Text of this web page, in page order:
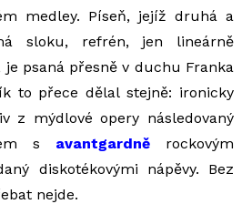
medley. Píseň, jejíž druhá a
sloku, refrén, jen lineárně
psaná přesně v duchu Franka
to přece dělal stejně: ironicky
z mýdlové opery následovaný
s avantgardně rockovým
diskotékovými nápěvy. Bez
nejde.